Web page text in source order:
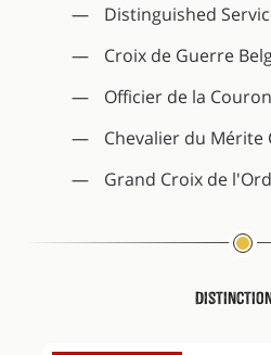
Distinguished
Croix de Guerre
Officier de la
Chevalier du Mérite
Grand Croix de